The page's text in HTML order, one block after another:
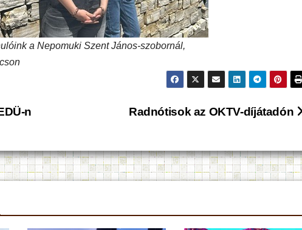
a Nepomuki Szent János-szobornál,
Radnótisok az OKTV-díjátadón
n